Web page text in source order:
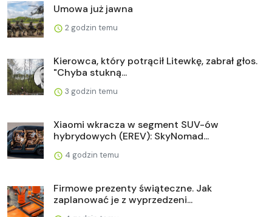
Umowa już jawna
2 godzin temu
Kierowca, który potrącił Litewkę, zabrał głos.
"Chyba stukną...
3 godzin temu
Xiaomi wkracza w segment SUV-ów
hybrydowych (EREV): SkyNomad...
4 godzin temu
Firmowe prezenty świąteczne. Jak
zaplanować je z wyprzedzeni...